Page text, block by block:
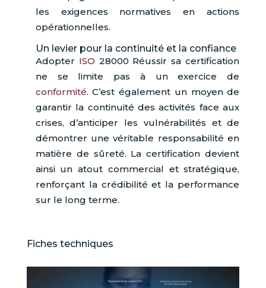
les exigences normatives en actions
opérationnelles.
Un levier pour la continuité et la confiance
Adopter ISO 28000 Réussir sa certification
ne se limite pas à un exercice de
conformité. C’est également un moyen de
garantir la continuité des activités face aux
crises, d’anticiper les vulnérabilités et de
démontrer une véritable responsabilité en
matière de sûreté. La certification devient
ainsi un atout commercial et stratégique,
renforçant la crédibilité et la performance
sur le long terme.
Fiches techniques